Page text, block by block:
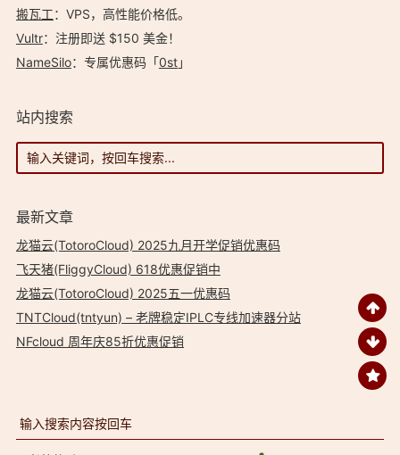
搬瓦工：VPS，高性能价格低。️
Vultr：注册即送 $150 美金！
NameSilo：专属优惠码「0st」
站内搜索
最新文章
龙猫云(TotoroCloud) 2025九月开学促销优惠码
飞天猪(FliggyCloud) 618优惠促销中
龙猫云(TotoroCloud) 2025五一优惠码
TNTCloud(tntyun) – 老牌稳定IPLC专线加速器分站
NFcloud 周年庆85折优惠促销